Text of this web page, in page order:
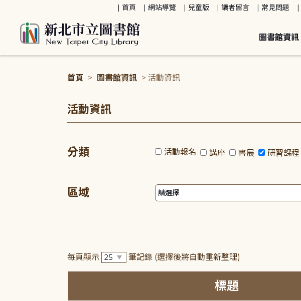
首頁 網站導覽 兒童版 讀者留言 常見問題
圖書館資訊
首頁 > 圖書館資訊 > 活動資訊
活動資訊
分類 活動報名 講座 書展 研習課程
區域
每頁顯示 筆記錄 (選擇後將自動重新整理)
標題